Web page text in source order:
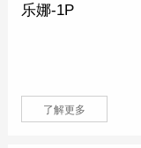
乐娜-1P
了解更多